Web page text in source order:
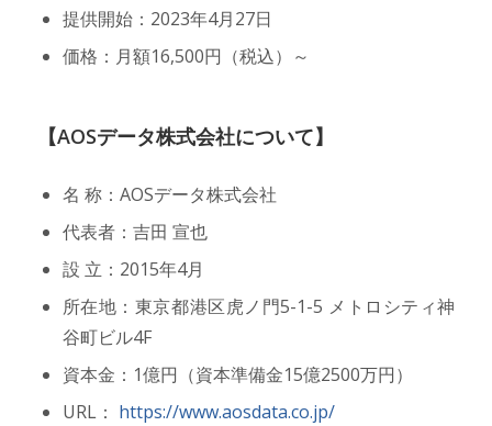
提供開始：2023年4月27日
価格：月額16,500円（税込）～
【AOSデータ株式会社について】
名 称：AOSデータ株式会社
代表者：吉田 宣也
設 立：2015年4月
所在地：東京都港区虎ノ門5-1-5 メトロシティ神
谷町ビル4F
資本金：1億円（資本準備金15億2500万円）
URL： https://www.aosdata.co.jp/